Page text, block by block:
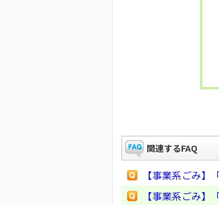
関連するFAQ
【事業系ごみ
【事業系ごみ